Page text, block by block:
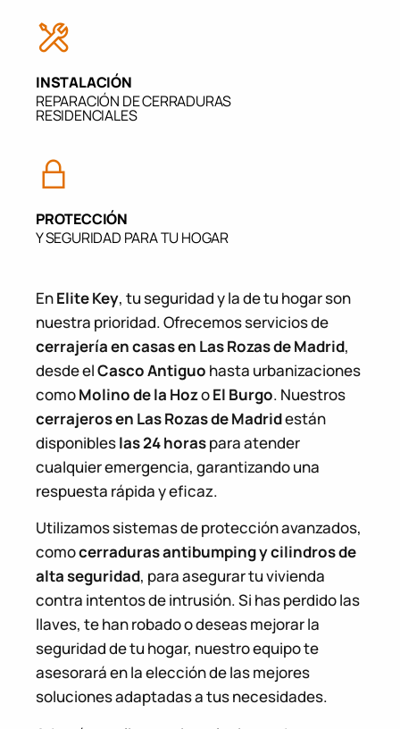
INSTALACIÓN
REPARACIÓN DE CERRADURAS
RESIDENCIALES
PROTECCIÓN
Y SEGURIDAD PARA TU HOGAR
EnElite Key, tu seguridad y la de tu hogar son
nuestra prioridad. Ofrecemos servicios de
cerrajería en casas en Las Rozas de Madrid,
desde elCasco Antiguo hasta urbanizaciones
comoMolino de la HozoEl Burgo. Nuestros
cerrajeros en Las Rozas de Madridestán
disponibleslas 24 horaspara atender
cualquier emergencia, garantizando una
respuesta rápida y eficaz.
Utilizamos sistemas de protección avanzados,
comocerraduras antibumping y cilindros de
alta seguridad, para asegurar tu vivienda
contra intentos de intrusión. Si has perdido las
llaves, te han robado o deseas mejorar la
seguridad de tu hogar, nuestro equipo te
asesorará en la elección de las mejores
soluciones adaptadas a tus necesidades.